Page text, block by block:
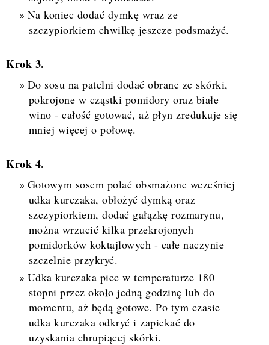
Na koniec dodać dymkę wraz ze
szczypiorkiem chwilkę jeszcze podsmażyć.
Krok 3.
Do sosu na patelni dodać obrane ze skórki,
pokrojone w cząstki pomidory oraz białe
wino - całość gotować, aż płyn zredukuje się
mniej więcej o połowę.
Krok 4.
Gotowym sosem polać obsmażone wcześniej
udka kurczaka, obłożyć dymką oraz
szczypiorkiem, dodać gałązkę rozmarynu,
można wrzucić kilka przekrojonych
pomidorków koktajlowych - całe naczynie
szczelnie przykryć.
Udka kurczaka piec w temperaturze 180
stopni przez około jedną godzinę lub do
momentu, aż będą gotowe. Po tym czasie
udka kurczaka odkryć i zapiekać do
uzyskania chrupiącej skórki.